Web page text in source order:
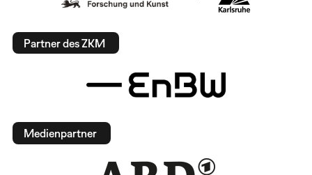
Partner des ZKM
Medienpartner